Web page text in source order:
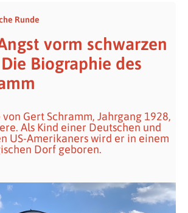
Runde
vorm schwarzen
Biographie des
Gert Schramm, Jahrgang 1928,
Als Kind einer Deutschen und
US-Amerikaners wird er in einem
Dorf geboren.